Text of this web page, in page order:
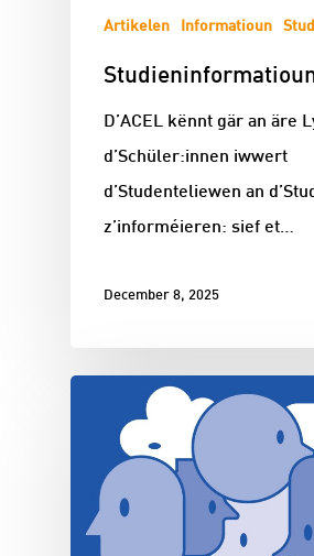
Artikelen Informatioun
D’ACEL kënnt gär an äre
d’Schüler:innen iwwert
d’Studenteliewen an
z’informéieren: sief et…
December 8, 2025